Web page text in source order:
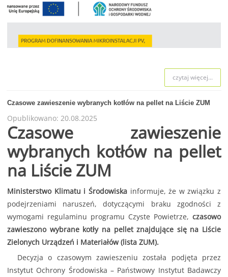
czytaj więcej...
Czasowe zawieszenie wybranych kotłów na pellet na Liście ZUM
Opublikowano: 20.08.2025
Czasowe zawieszenie
wybranych kotłów na pellet
na Liście ZUM
Ministerstwo Klimatu i Środowiskainformuje, że w związku z
podejrzeniami naruszeń, dotyczącymi braku zgodności z
wymogami regulaminu programu Czyste Powietrze,czasowo
zawieszono wybrane kotły na pellet znajdujące się na Liście
Zielonych Urządzeń i Materiałów (lista ZUM).
Decyzja o czasowym zawieszeniu została podjęta przez
Instytut Ochrony Środowiska – Państwowy Instytut Badawczy